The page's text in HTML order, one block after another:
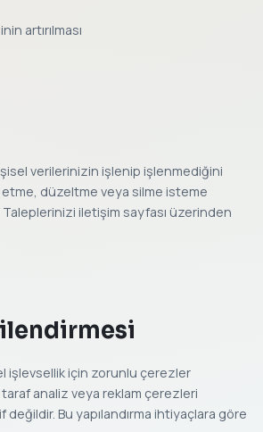
artırılması
verilerinizin işlenip işlenmediğini
düzeltme veya silme isteme
Taleplerinizi iletişim sayfası üzerinden
işlevsellik için zorunlu çerezler
taraf analiz veya reklam çerezleri
değildir. Bu yapılandırma ihtiyaçlara göre